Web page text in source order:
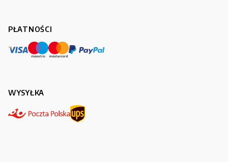
PŁATNOŚCI
WYSYŁKA